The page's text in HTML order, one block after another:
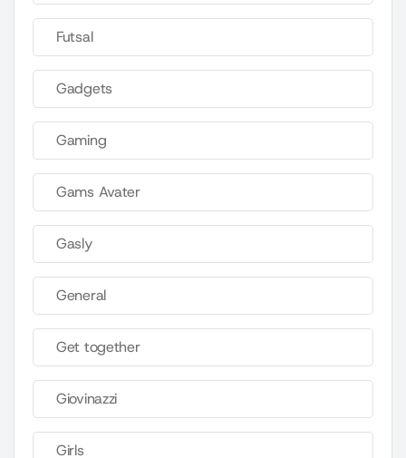
Futsal
Gadgets
Gaming
Gams Avater
Gasly
General
Get together
Giovinazzi
Girls